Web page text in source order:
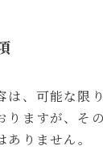
は、可能な限
りますが、そ
りません。